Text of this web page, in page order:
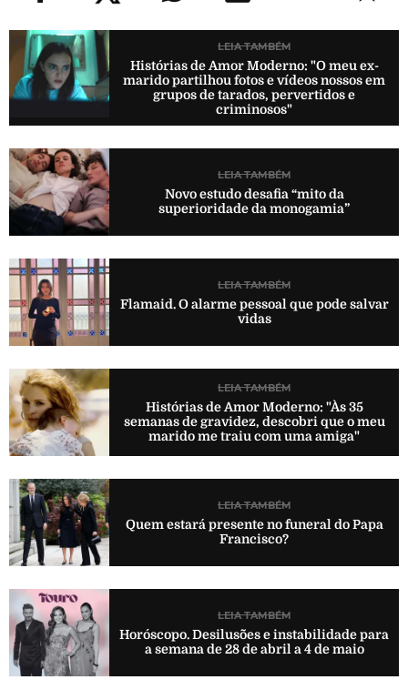
LEIA TAMBÉM
Histórias de Amor Moderno: "O meu ex-
marido partilhou fotos e vídeos nossos em
grupos de tarados, pervertidos e
criminosos"
LEIA TAMBÉM
Novo estudo desafia “mito da
superioridade da monogamia”
LEIA TAMBÉM
Flamaid. O alarme pessoal que pode salvar
vidas
LEIA TAMBÉM
Histórias de Amor Moderno: "Às 35
semanas de gravidez, descobri que o meu
marido me traiu com uma amiga"
LEIA TAMBÉM
Quem estará presente no funeral do Papa
Francisco?
LEIA TAMBÉM
Horóscopo. Desilusões e instabilidade para
a semana de 28 de abril a 4 de maio